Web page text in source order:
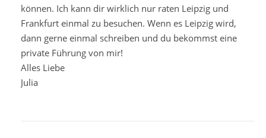
können. Ich kann dir wirklich nur raten Leipzig und
Frankfurt einmal zu besuchen. Wenn es Leipzig wird,
dann gerne einmal schreiben und du bekommst eine
private Führung von mir!
Alles Liebe
Julia